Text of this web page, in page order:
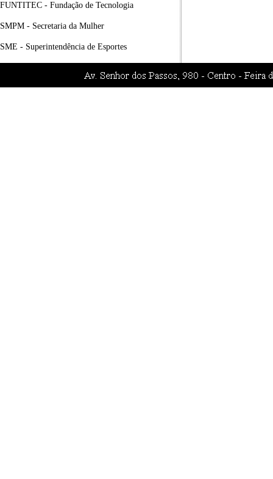
FUNTITEC - Fundação de Tecnologia
SMPM - Secretaria da Mulher
SME - Superintendência de Esportes